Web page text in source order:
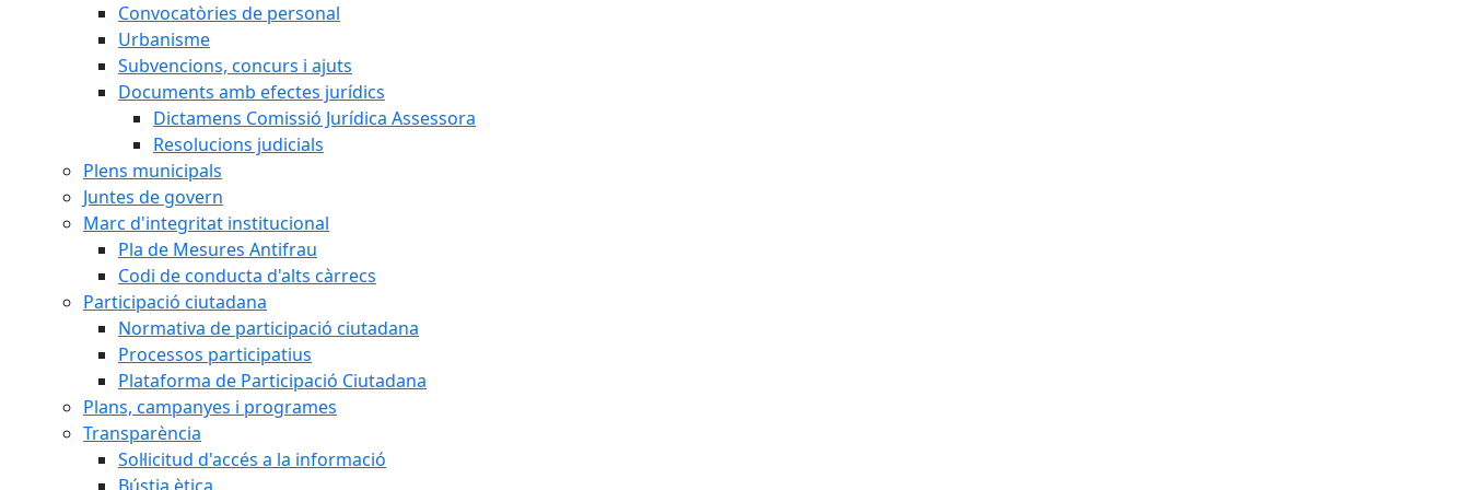
Convocatòries de personal
Urbanisme
Subvencions, concurs i ajuts
Documents amb efectes jurídics
Dictamens Comissió Jurídica Assessora
Resolucions judicials
Plens municipals
Juntes de govern
Marc d'integritat institucional
Pla de Mesures Antifrau
Codi de conducta d'alts càrrecs
Participació ciutadana
Normativa de participació ciutadana
Processos participatius
Plataforma de Participació Ciutadana
Plans, campanyes i programes
Transparència
Sol·licitud d'accés a la informació